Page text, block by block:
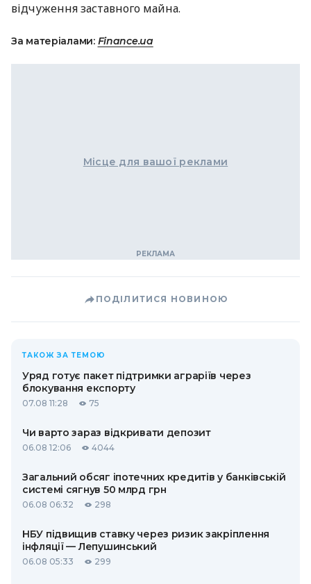
відчуження заставного майна.
За матеріалами: Finance.ua
Місце для вашої реклами
ПОДІЛИТИСЯ НОВИНОЮ
ТАКОЖ ЗА ТЕМОЮ
Уряд готує пакет підтримки аграріїв через
блокування експорту
07.08 11:28 75
Чи варто зараз відкривати депозит
06.08 12:06 4044
Загальний обсяг іпотечних кредитів у банківській
системі сягнув 50 млрд грн
06.08 06:32 298
НБУ підвищив ставку через ризик закріплення
інфляції — Лепушинський
06.08 05:33 299